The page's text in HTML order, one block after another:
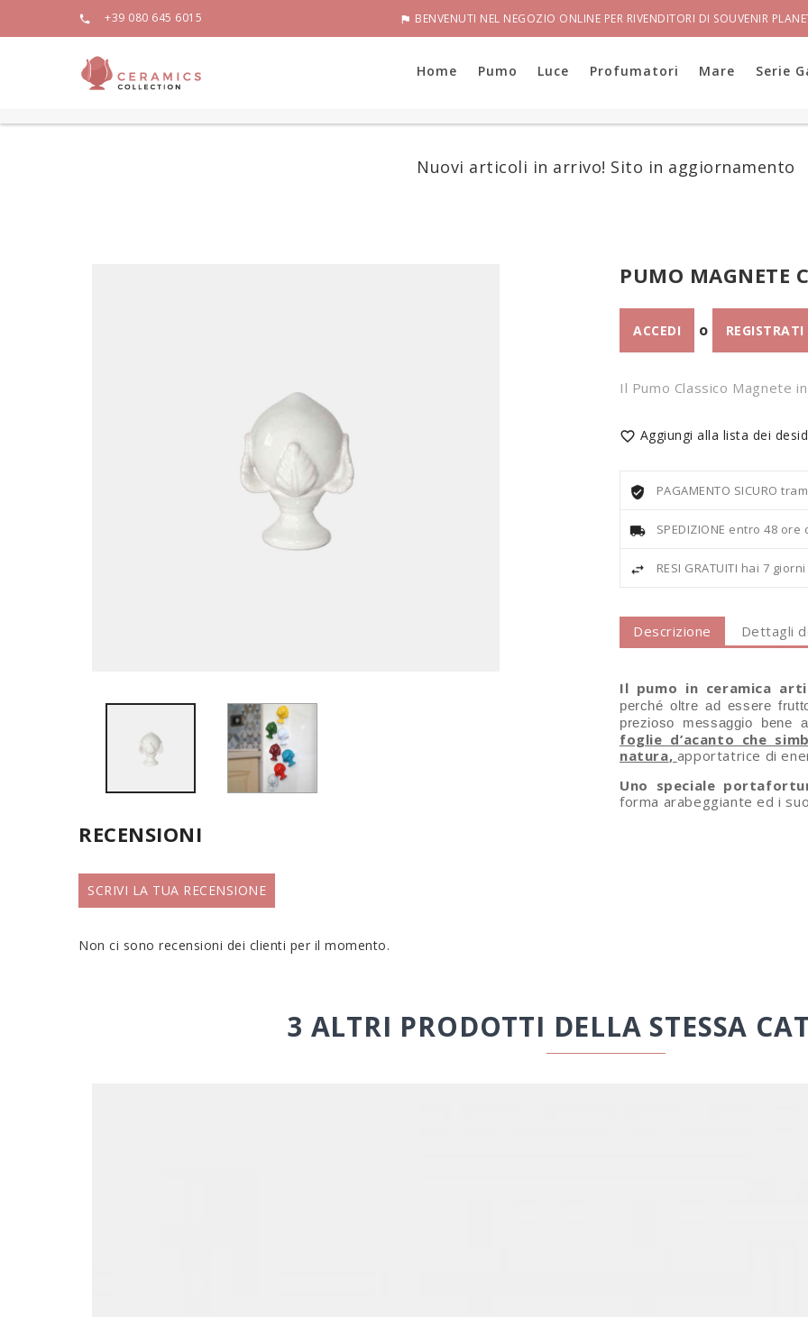
 +39 080 645 6015  BENVENUTI NEL NEGOZIO ONLINE PER RIVENDITORI DI SOUVENIR
Home Pumo Luce Profumatori Mare Serie
Nuovi articoli in arrivo! Sito in aggiornamento
PUMO MAGNETE
ACCEDI o REGISTRATI
Il Pumo Classico Magnete
 Aggiungi alla lista dei
PAGAMENTO SICURO
SPEDIZIONE entro 48
RESI GRATUITI hai 7
Descrizione Dettagli
Il pumo in ceramica
perché oltre ad essere
prezioso messaggio bene
foglie d’acanto che
natura, apportatrice di
Uno speciale
forma arabeggiante ed i
RECENSIONI
SCRIVI LA TUA RECENSIONE
Non ci sono recensioni dei clienti per il momento.
3 ALTRI PRODOTTI DELLA STESSA